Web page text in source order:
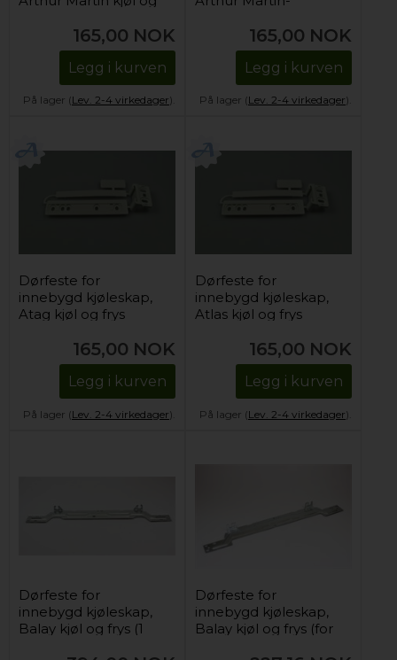
165,00 NOK
Legg i kurven
På lager (Lev. 2-4 virkedager).
165,00 NOK
Legg i kurven
På lager (Lev. 2-4 virkedager).
Dørfeste for
innebygd kjøleskap,
Atag kjøl og frys
165,00 NOK
Legg i kurven
På lager (Lev. 2-4 virkedager).
Dørfeste for
innebygd kjøleskap,
Atlas kjøl og frys
165,00 NOK
Legg i kurven
På lager (Lev. 2-4 virkedager).
Dørfeste for
innebygd kjøleskap,
Balay kjøl og frys (1
Dørfeste for
innebygd kjøleskap,
Balay kjøl og frys (for